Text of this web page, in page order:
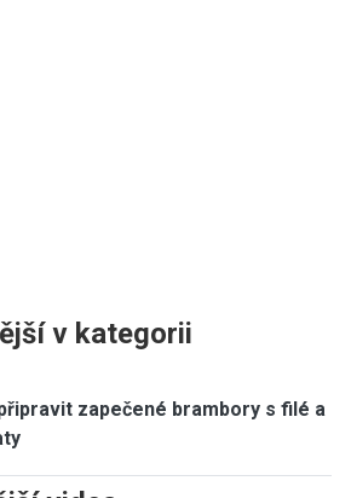
v kategorii
zapečené brambory s filé a